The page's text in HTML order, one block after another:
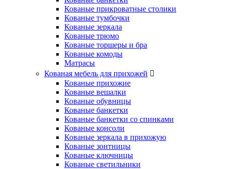
Кованые прикроватные столики
Кованые тумбочки
Кованые зеркала
Кованые трюмо
Кованые торшеры и бра
Кованые комоды
Матрасы
Кованая мебель для прихожей
Кованые прихожие
Кованые вешалки
Кованые обувницы
Кованые банкетки
Кованые банкетки со спинками
Кованые консоли
Кованые зеркала в прихожую
Кованые зонтницы
Кованые ключницы
Кованые светильники